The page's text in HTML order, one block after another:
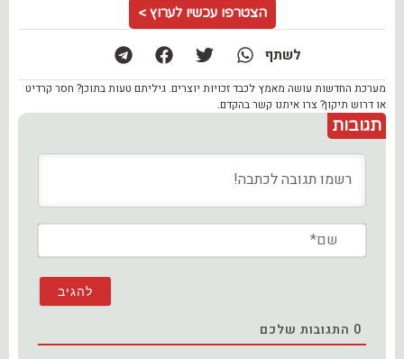
הצטרפו עכשיו לערוץ >
לשתף
מערכת החדשות עושה מאמץ לכבד זכויות יוצרים. גיליתם טעות בתוכן? חסר קרדיט
או דרוש תיקון? צרו איתנו קשר בהקדם.
תגובות
0 התגובות שלכם